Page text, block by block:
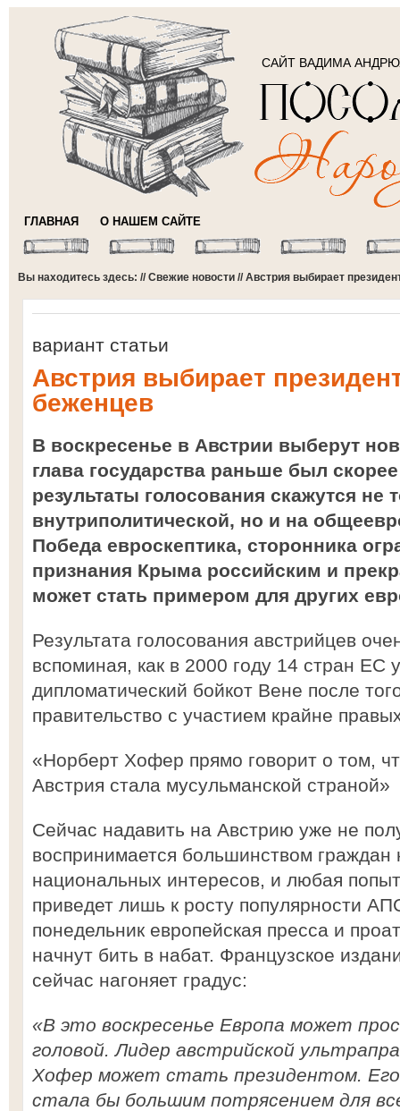
САЙТ ВАДИМА
ГЛАВНАЯ О НАШЕМ САЙТЕ
Вы находитесь здесь: //Свежие новости // Австрия выбирает
вариант статьи
Австрия выбирает
беженцев
В воскресенье в Австрии выберут
глава государства раньше был
результаты голосования скажутся не
внутриполитической, но и на
Победа евроскептика, сторонника
признания Крыма российским и
может стать примером для других
Результата голосования австрийцев
вспоминая, как в 2000 году 14 стран ЕС
дипломатический бойкот Вене после
правительство с участием крайне
«Норберт Хофер прямо говорит о том,
Австрия стала мусульманской страной»
Сейчас надавить на Австрию уже не
воспринимается большинством граждан
национальных интересов, и любая
приведет лишь к росту популярности
понедельник европейская пресса и
начнут бить в набат. Французское
сейчас нагоняет градус:
«В это воскресенье Европа может
головой. Лидер австрийской
Хофер может стать президентом. Его
стала бы большим потрясением для